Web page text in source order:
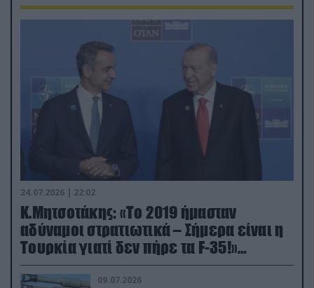
24.07.2026 | 22:02
Κ.Μητσοτάκης: «Το 2019 ήμασταν
αδύναμοι στρατιωτικά – Σήμερα είναι η
Τουρκία γιατί δεν πήρε τα F-35!»
(βίντεο)
09.07.2026